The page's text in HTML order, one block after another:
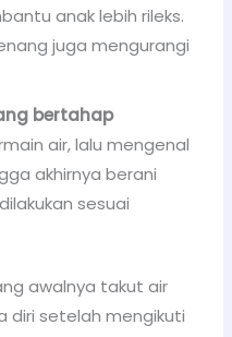
anak lebih rileks.
juga mengurangi
bertahap
air, lalu mengenal
akhirnya berani
sesuai
awalnya takut air
diri setelah mengikuti